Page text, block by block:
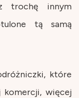
trochę innym
tą samą
które
komercji, więcej